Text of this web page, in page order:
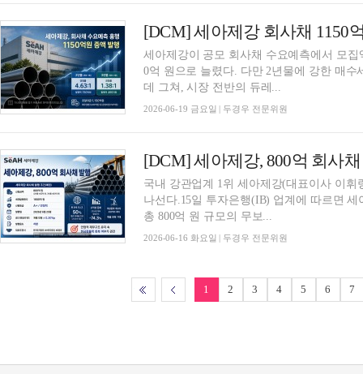
세아제강이 공모 회사채 수요예측에서 모
0억 원으로 늘렸다. 다만 2년물에 강한 매
데 그쳐, 시장 전반의 듀레...
2026-06-19 금요일 | 두경우 전문위원
국내 강관업계 1위 세아제강(대표이사 이
나선다.15일 투자은행(IB) 업계에 따르면
총 800억 원 규모의 무보...
2026-06-16 화요일 | 두경우 전문위원
1 2 3 4 5 6 7